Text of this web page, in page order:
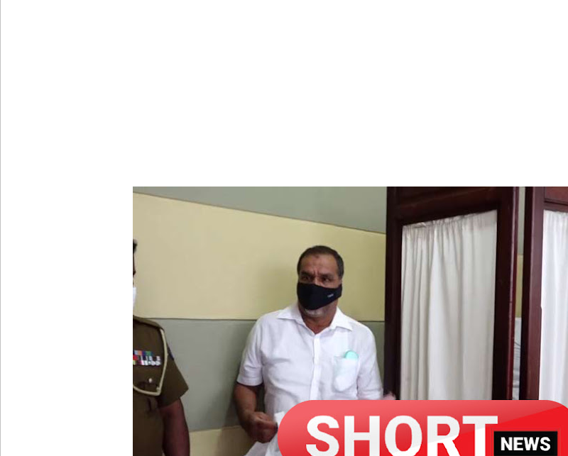
வர்த்தமானியில் வெளியானது 22வது அரசியலமைப்புத் திருத்தச் சட்டமூலம்!